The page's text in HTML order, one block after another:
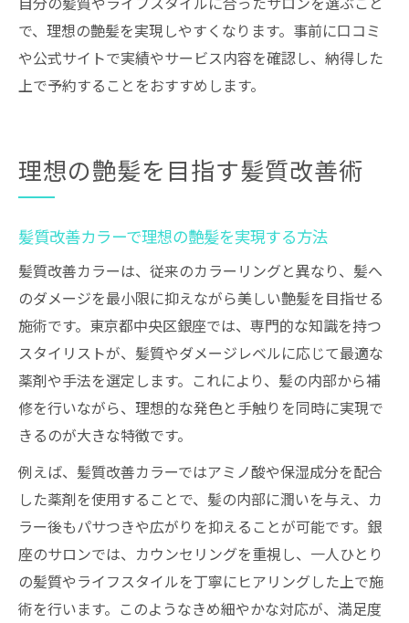
自分の髪質やライフスタイルに合ったサロンを選ぶこと
で、理想の艶髪を実現しやすくなります。事前に口コミ
や公式サイトで実績やサービス内容を確認し、納得した
上で予約することをおすすめします。
理想の艶髪を目指す髪質改善術
髪質改善カラーで理想の艶髪を実現する方法
髪質改善カラーは、従来のカラーリングと異なり、髪へ
のダメージを最小限に抑えながら美しい艶髪を目指せる
施術です。東京都中央区銀座では、専門的な知識を持つ
スタイリストが、髪質やダメージレベルに応じて最適な
薬剤や手法を選定します。これにより、髪の内部から補
修を行いながら、理想的な発色と手触りを同時に実現で
きるのが大きな特徴です。
例えば、髪質改善カラーではアミノ酸や保湿成分を配合
した薬剤を使用することで、髪の内部に潤いを与え、カ
ラー後もパサつきや広がりを抑えることが可能です。銀
座のサロンでは、カウンセリングを重視し、一人ひとり
の髪質やライフスタイルを丁寧にヒアリングした上で施
術を行います。このようなきめ細やかな対応が、満足度